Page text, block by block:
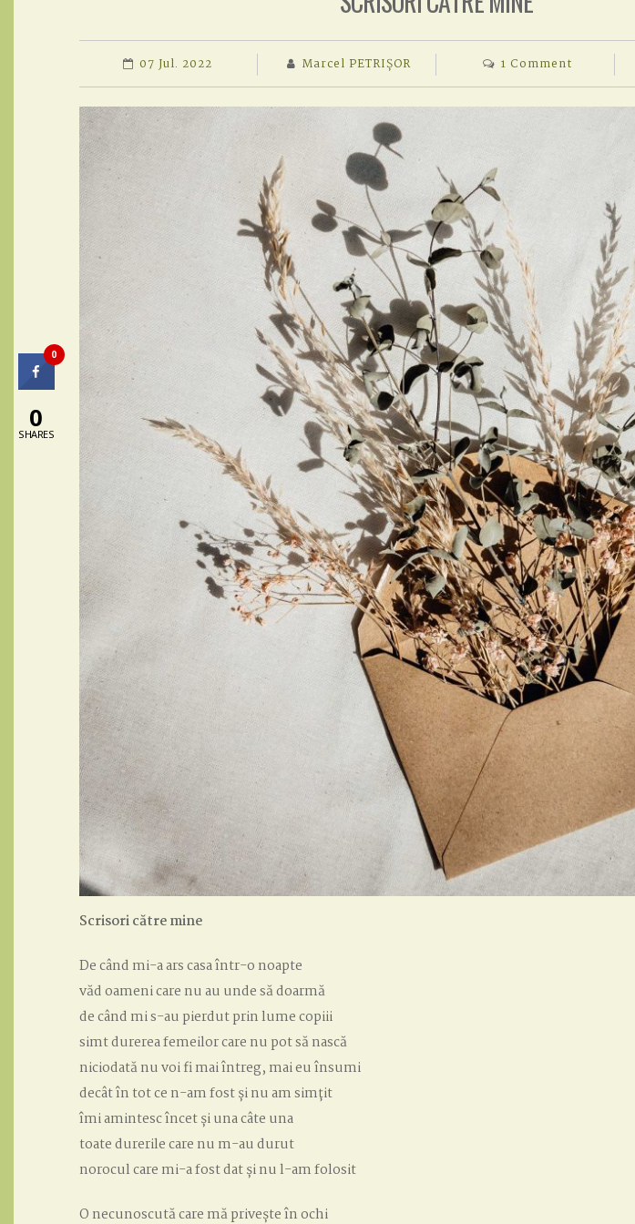
07 Jul. 2022 Marcel PETRIȘOR 1 Comment
SCRISORI
CĂTRE
Scrisori către mine
De când mi-a ars casa într-o noapte
văd oameni care nu au unde să doarmă
de când mi s-au pierdut prin lume copiii
simt durerea femeilor care nu pot să nască
niciodată nu voi fi mai întreg, mai eu însumi
decât în tot ce n-am fost și nu am simțit
îmi amintesc încet și una câte una
toate durerile care nu m-au durut
norocul care mi-a fost dat și nu l-am folosit
O necunoscută care mă privește în ochi
0
0
SHARES